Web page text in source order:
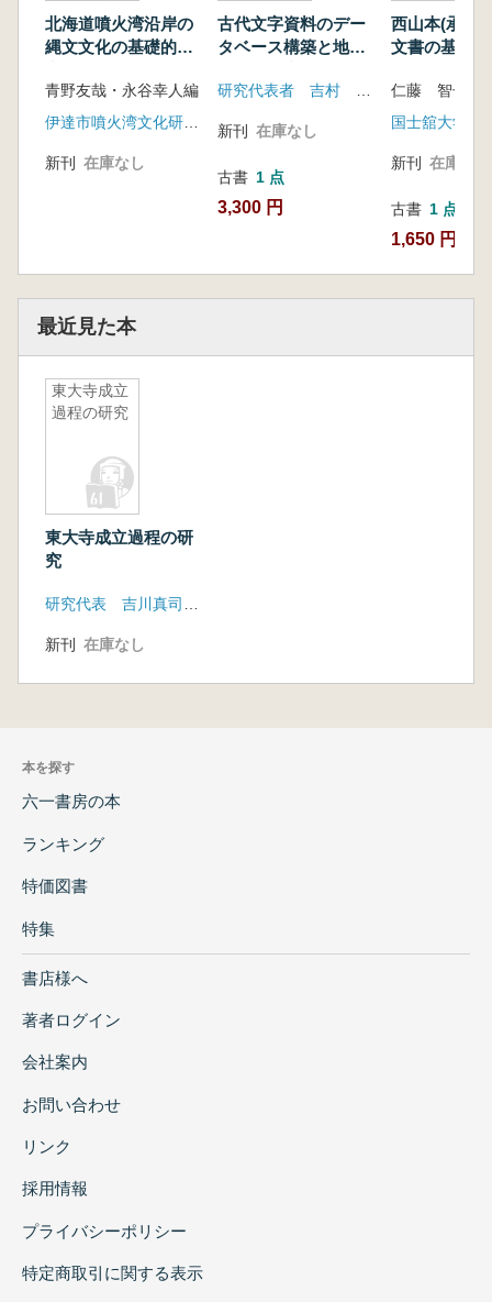
北海道噴火湾沿岸の
縄文文化の基礎的研
青野友哉・永谷幸人編
新刊 在庫なし
古代文字資料のデー
タベース構築と地域
新刊 在庫なし
古書 1 点
3,300 円
西山本(承空
文書の基礎
生院・承空
く人的ネッ
仁藤 智子
国士舘大学
新刊 在庫なし
古書 1 点
1,650 円
最近見た本
東大寺成立
過程の研究
東大寺成立過程の研
究
新刊 在庫なし
本を探す
六一書房の本
ランキング
特価図書
特集
書店様へ
著者ログイン
会社案内
お問い合わせ
リンク
採用情報
プライバシーポリシー
特定商取引に関する表示